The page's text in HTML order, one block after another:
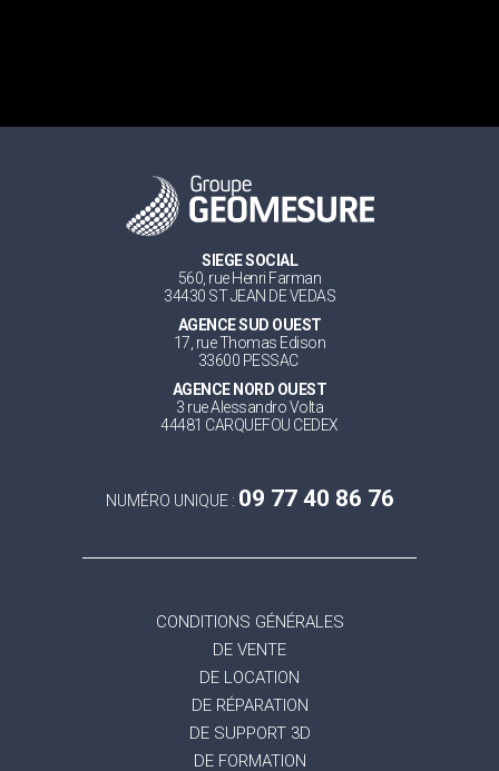
SIEGE SOCIAL
560, rue Henri Farman
34430 ST JEAN DE VEDAS
AGENCE SUD OUEST
17, rue Thomas Edison
33600 PESSAC
AGENCE NORD OUEST
3 rue Alessandro Volta
44481 CARQUEFOU CEDEX
NUMÉRO UNIQUE : 09 77 40 86 76
CONDITIONS GÉNÉRALES
DE VENTE
DE LOCATION
DE RÉPARATION
DE SUPPORT 3D
DE FORMATION